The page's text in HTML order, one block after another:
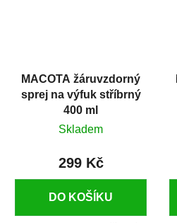
MACOTA žáruvzdorný
sprej na výfuk stříbrný
400 ml
Skladem
299 Kč
DO KOŠÍKU